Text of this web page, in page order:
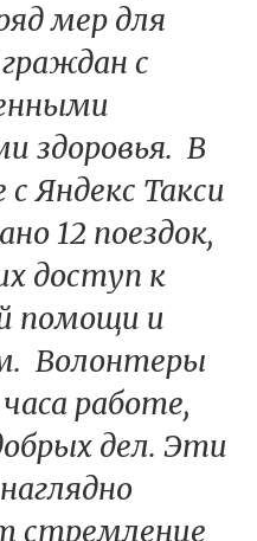
мер для
с
здоровья. В
Яндекс Такси
12 поездок,
доступ к
помощи и
Волонтеры
работе,
дел. Эти
стремление